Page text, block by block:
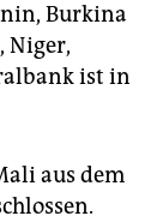
Burkina
Niger,
ist in
aus dem